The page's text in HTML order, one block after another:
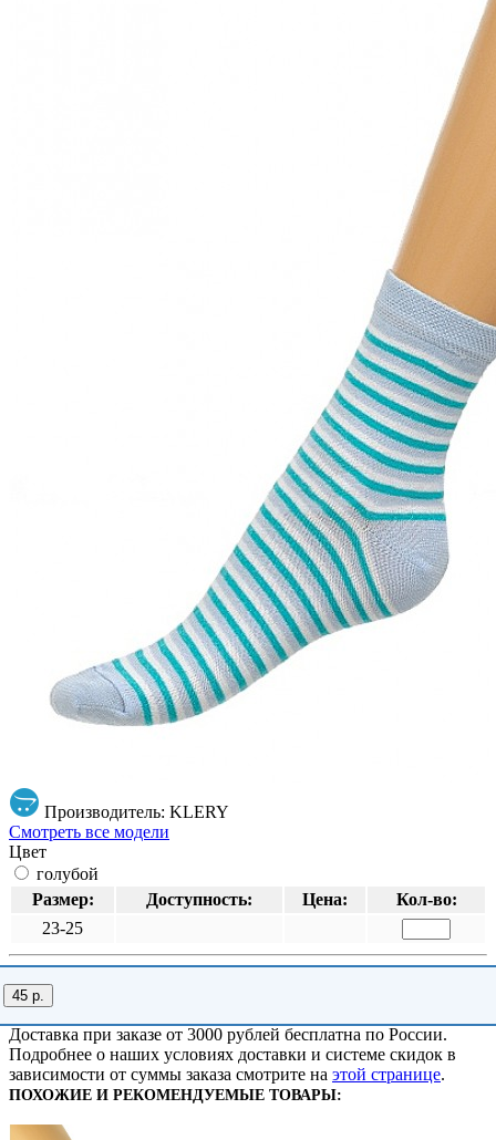
Производитель: KLERY
Смотреть все модели
Цвет
голубой
Размер:
Доступность: Цена:
Кол-во:
23-25
45 р.
Доставка при заказе от 3000 рублей бесплатна по России.
Подробнее о наших условиях доставки и системе скидок в
зависимости от суммы заказа смотрите на этой странице.
ПОХОЖИЕ И РЕКОМЕНДУЕМЫЕ ТОВАРЫ: